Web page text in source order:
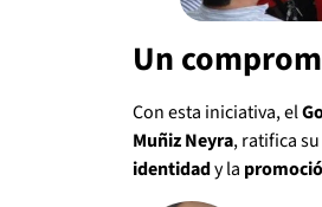
Un
Con esta iniciativa, el
Muñiz Neyra, ratifica
identidady la